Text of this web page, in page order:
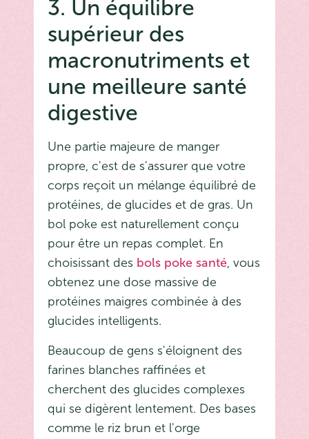
3. Un équilibre
supérieur des
macronutriments et
une meilleure santé
digestive
Une partie majeure de manger
propre, c'est de s'assurer que votre
corps reçoit un mélange équilibré de
protéines, de glucides et de gras. Un
bol poke est naturellement conçu
pour être un repas complet. En
choisissant des bols poke santé, vous
obtenez une dose massive de
protéines maigres combinée à des
glucides intelligents.
Beaucoup de gens s'éloignent des
farines blanches raffinées et
cherchent des glucides complexes
qui se digèrent lentement. Des bases
comme le riz brun et l'orge